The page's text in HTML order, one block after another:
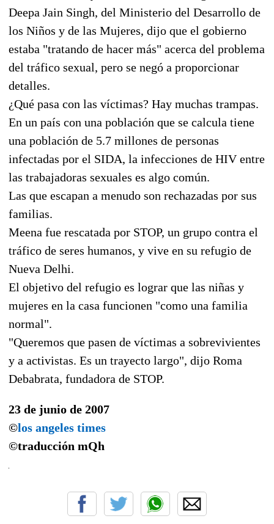
Deepa Jain Singh, del Ministerio del Desarrollo de
los Niños y de las Mujeres, dijo que el gobierno
estaba "tratando de hacer más" acerca del problema
del tráfico sexual, pero se negó a proporcionar
detalles.
¿Qué pasa con las víctimas? Hay muchas trampas.
En un país con una población que se calcula tiene
una población de 5.7 millones de personas
infectadas por el SIDA, la infecciones de HIV entre
las trabajadoras sexuales es algo común.
Las que escapan a menudo son rechazadas por sus
familias.
Meena fue rescatada por STOP, un grupo contra el
tráfico de seres humanos, y vive en su refugio de
Nueva Delhi.
El objetivo del refugio es lograr que las niñas y
mujeres en la casa funcionen "como una familia
normal".
"Queremos que pasen de víctimas a sobrevivientes
y a activistas. Es un trayecto largo", dijo Roma
Debabrata, fundadora de STOP.
23 de junio de 2007
©los angeles times
©traducción mQh